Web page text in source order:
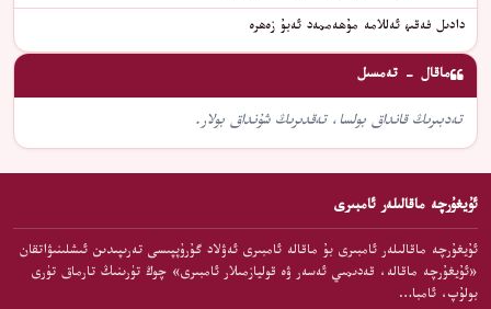
دادىل فەقىھ ئەللامە مۇھەممەد ئەبۇ زەھرە
ماقال - تەمسىل
تەدبىرىڭ قانداق بولسا، تەقدىرىڭ شۇنداق بولار.
ئۇيغۇرچە ماقالىلەر ئامبىرى
ئۇيغۇرچە ماقالىلەر ئامبىرى بۇ ماقالە ئامبىرى ئەۋلاد گۇرۇپپىسى تەرىپىدىن ئىشلىنىۋاتقان
«ئۇيغۇرچە ماقالە، قەدىمىي ئەسەر ۋە قوليازمىلار ئامبىرى» چوڭ تۈرىنىڭ تارماق تۈرى
بولۇپ، ئامبا…